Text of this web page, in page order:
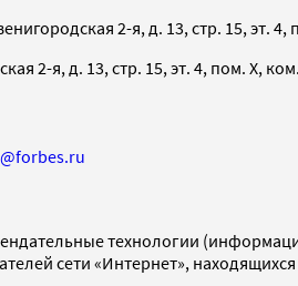
2-я, д. 13, стр. 15, эт. 4,
2-я, д. 13, стр. 15, эт. 4, пом. X,
технологии
сети «Интернет»,